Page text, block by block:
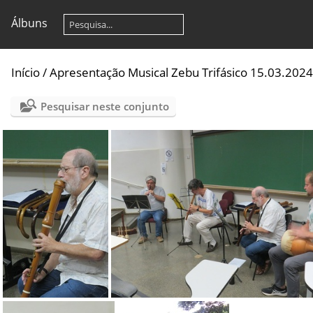
Álbuns
Início/Apresentação Musical Zebu Trifásico 15.03.2024
Pesquisar neste conjunto